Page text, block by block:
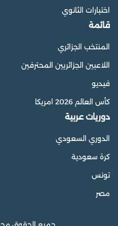
اختبارات الثانوي
قائمة
المنتخب الجزائري
اللاعبين الجزائريين المحترفين
فيديو
كأس العالم 2026 امريكا
دوريات عربية
الدوري السعودي
كرة سعودية
تونس
مصر